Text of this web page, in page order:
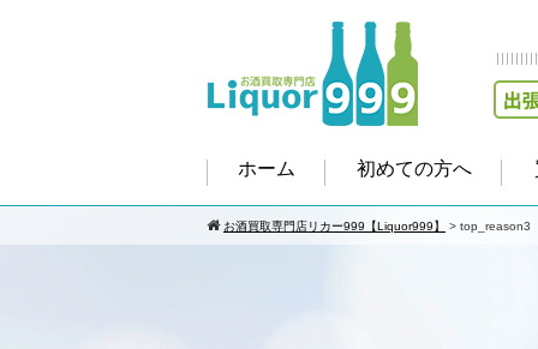
ホーム 初めての方へ
お酒買取専門店リカー999【Liquor999】 > top_reason3